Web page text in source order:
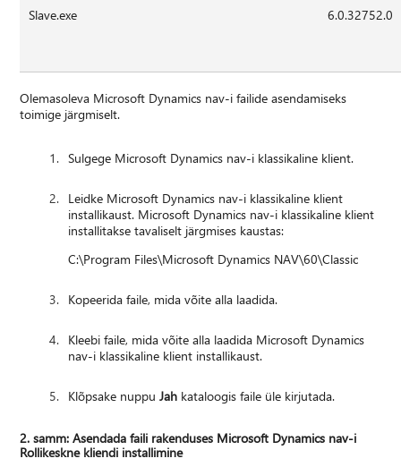
Slave.exe 6.0.32752.0
Olemasoleva Microsoft Dynamics nav-i failide asendamiseks
toimige järgmiselt.
Sulgege Microsoft Dynamics nav-i klassikaline klient.
Leidke Microsoft Dynamics nav-i klassikaline klient
installikaust. Microsoft Dynamics nav-i klassikaline klient
installitakse tavaliselt järgmises kaustas:
C:\Program Files\Microsoft Dynamics NAV\60\Classic
Kopeerida faile, mida võite alla laadida.
Kleebi faile, mida võite alla laadida Microsoft Dynamics
nav-i klassikaline klient installikaust.
Klõpsake nuppuJah kataloogis faile üle kirjutada.
2. samm: Asendada faili rakenduses Microsoft Dynamics nav-i
Rollikeskne kliendi installimine